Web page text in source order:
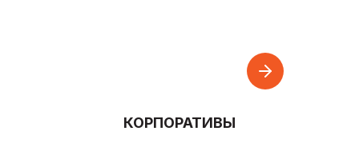
КОРПОРАТИВЫ